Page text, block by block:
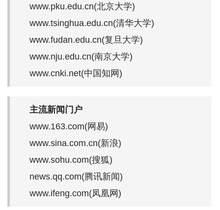
www.pku.edu.cn(北京大学)
www.tsinghua.edu.cn(清华大学)
www.fudan.edu.cn(复旦大学)
www.nju.edu.cn(南京大学)
www.cnki.net(中国知网)
主流新闻门户
www.163.com(网易)
www.sina.com.cn(新浪)
www.sohu.com(搜狐)
news.qq.com(腾讯新闻)
www.ifeng.com(凤凰网)